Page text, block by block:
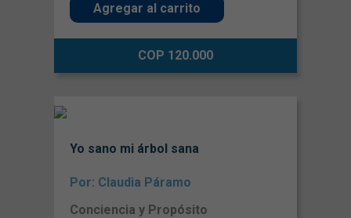
Agregar al carrito
COP 120.000
Yo sano mi árbol sana
Por: Claudia Páramo
Conciencia y Propósito